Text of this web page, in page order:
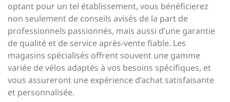
optant pour un tel établissement, vous bénéficierez
non seulement de conseils avisés de la part de
professionnels passionnés, mais aussi d’une garantie
de qualité et de service après-vente fiable. Les
magasins spécialisés offrent souvent une gamme
variée de vélos adaptés à vos besoins spécifiques, et
vous assureront une expérience d’achat satisfaisante
et personnalisée.